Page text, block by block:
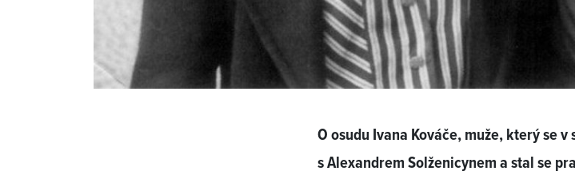
O osudu Ivana Kováče, muže, který se
s Alexandrem Solženicynem a stal se